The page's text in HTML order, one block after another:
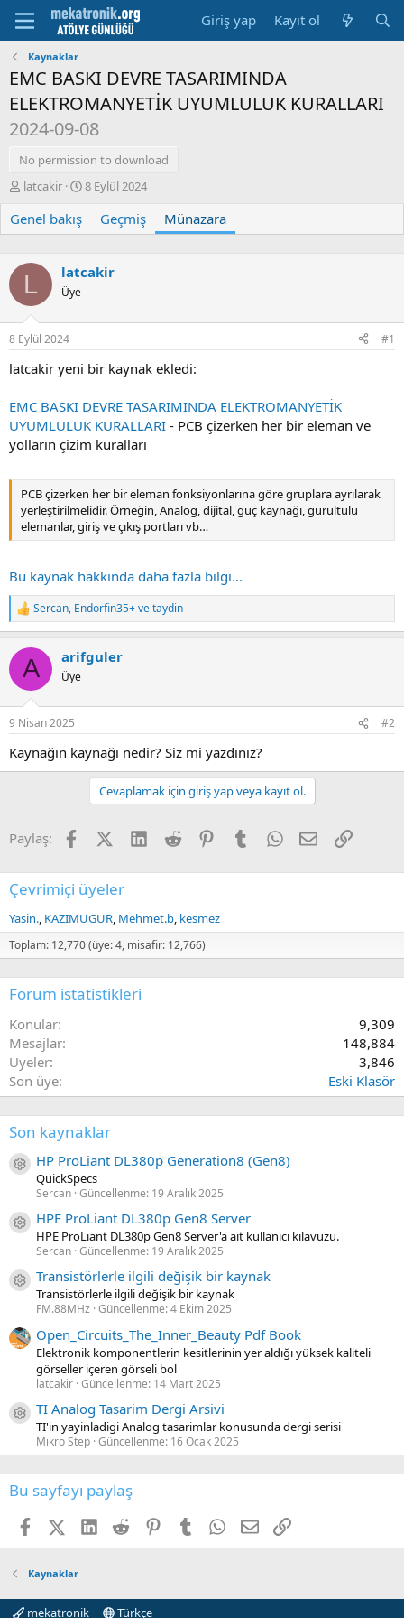
Giriş yap Kayıt ol
Kaynaklar
EMC BASKI DEVRE TASARIMINDA
ELEKTROMANYETİK UYUMLULUK KURALLARI
2024-09-08
No permission to download
K
n
u
u
ş
l
a
t
latcakir
B
l
m
i
h
8 Eylül 2024
Genel bakış Geçmiş Münazara
L latcakir
Üye
8 Eylül 2024 #1
latcakir yeni bir kaynak ekledi:
EMC BASKI DEVRE TASARIMINDA ELEKTROMANYETİK
UYUMLULUK KURALLARI - PCB çizerken her bir eleman ve
yolların çizim kuralları
PCB çizerken her bir eleman fonksiyonlarına göre gruplara ayrılarak
yerleştirilmelidir. Örneğin, Analog, dijital, güç kaynağı, gürültülü
elemanlar, giriş ve çıkış portları vb…
Bu kaynak hakkında daha fazla bilgi...
R
e
c
i
s
Sercan, Endorfin35+vetaydin
A arifguler
Üye
9 Nisan 2025 #2
Kaynağın kaynağı nedir? Siz mi yazdınız?
Cevaplamak için giriş yap veya kayıt ol.
Paylaş: FacebookX (Twitter)
LinkedIn
Reddit PinterestTumblrWhatsApp
E-postaLink
Çevrimiçi üyeler
Yasin. KAZIMUGUR Mehmet.b kesmez
Toplam: 12,770 (üye: 4, misafir: 12,766)
Forum istatistikleri
Konular
9,309
Mesajlar
148,884
Üyeler
3,846
Son üye
Eski Klasör
Son kaynaklar
Kaynak ikon/amblem
HP ProLiant DL380p Generation8 (Gen8)
QuickSpecs
Sercan Güncellenme: 19 Aralık 2025
Kaynak ikon/amblem
HPE ProLiant DL380p Gen8 Server
HPE ProLiant DL380p Gen8 Server'a ait kullanıcı kılavuzu.
Sercan Güncellenme: 19 Aralık 2025
Kaynak ikon/amblem
Transistörlerle ilgili değişik bir kaynak
Transistörlerle ilgili değişik bir kaynak
FM.88MHz Güncellenme:4 Ekim 2025
Open_Circuits_The_Inner_Beauty Pdf Book
Elektronik komponentlerin kesitlerinin yer aldığı yüksek kaliteli
görseller içeren görseli bol
latcakir Güncellenme: 14 Mart 2025
Kaynak ikon/amblem
TI Analog Tasarim Dergi Arsivi
TI'in yayinladigi Analog tasarimlar konusunda dergi serisi
Mikro Step Güncellenme: 16 Ocak 2025
Bu sayfayı paylaş
FacebookX (Twitter)
LinkedIn
Reddit PinterestTumblr WhatsApp
E-postaLink
Kaynaklar
mekatronik Türkçe